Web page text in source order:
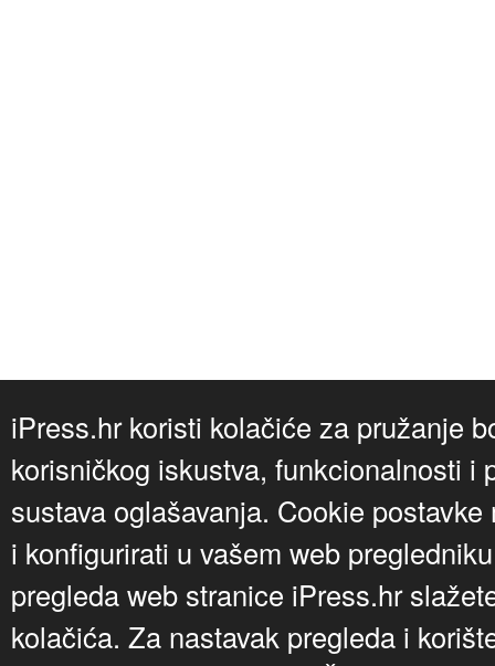
iPress.hr koristi kolačiće za pružanje
korisničkog iskustva, funkcionalnosti i
sustava oglašavanja. Cookie
i konfigurirati u vašem web
pregleda web stranice iPress.hr
kolačića. Za nastavak pregleda i